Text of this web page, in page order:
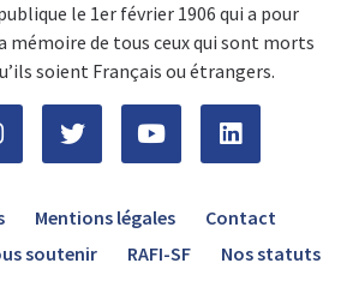
le 1er février 1906 qui a pour
mémoire de tous ceux qui sont morts
soient Français ou étrangers.
Mentions légales
Contact
soutenir RAFI-SF Nos statuts